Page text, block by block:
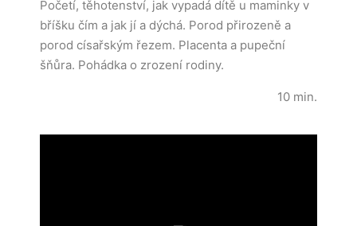
Početí, těhotenství, jak vypadá dítě u maminky v
bříšku čím a jak jí a dýchá. Porod přirozeně a
porod císařským řezem. Placenta a pupeční
šňůra. Pohádka o zrození rodiny.
10 min.